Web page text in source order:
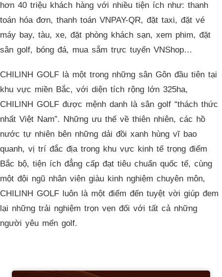
hơn 40 triệu khách hàng với nhiều tiện ích như: thanh
toán hóa đơn, thanh toán VNPAY-QR, đặt taxi, đặt vé
máy bay, tàu, xe, đặt phòng khách sạn, xem phim, đặt
sân golf, bóng đá, mua sắm trực tuyến VNShop…
CHILINH GOLF là một trong những sân Gôn đầu tiên tại
khu vực miền Bắc, với diện tích rộng lớn 325ha,
CHILINH GOLF được mệnh danh là sân golf “thách thức
nhất Việt Nam”. Những ưu thế về thiên nhiên, các hồ
nước tự nhiên bên những dải đồi xanh hùng vĩ bao
quanh, vị trí đắc địa trong khu vực kinh tế trọng điểm
Bắc bộ, tiện ích đẳng cấp đạt tiêu chuẩn quốc tế, cùng
một đội ngũ nhân viên giàu kinh nghiệm chuyên môn,
CHILINH GOLF luôn là một điểm đến tuyệt vời giúp đem
lại những trải nghiệm trọn vẹn đối với tất cả những
người yêu mến golf.